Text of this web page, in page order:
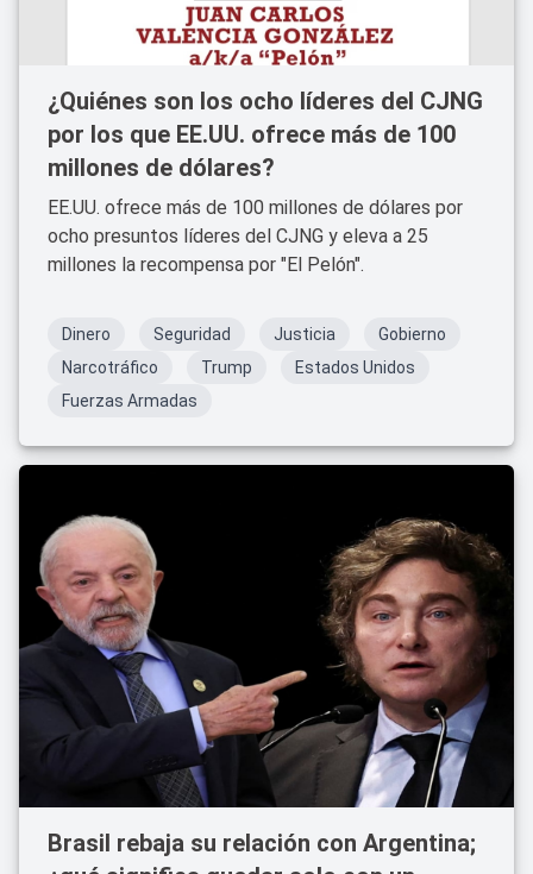
¿Quiénes son los ocho líderes del CJNG
por los que EE.UU. ofrece más de 100
millones de dólares?
EE.UU. ofrece más de 100 millones de dólares por
ocho presuntos líderes del CJNG y eleva a 25
millones la recompensa por "El Pelón".
Dinero Seguridad Justicia
Gobierno
Narcotráfico
Trump
Estados Unidos
Fuerzas Armadas
Brasil rebaja su relación con Argentina;